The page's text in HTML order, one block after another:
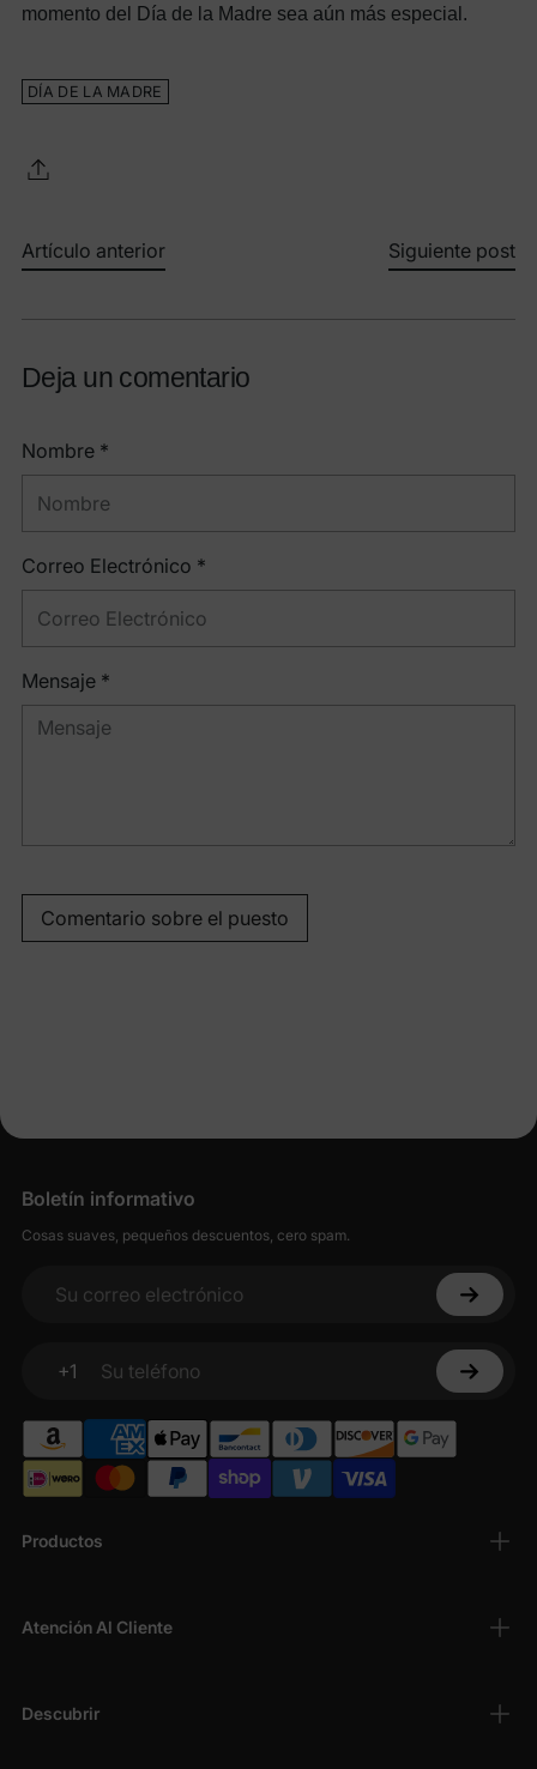
momento del Día de la Madre sea aún más especial.
DÍA DE LA MADRE
Artículo anterior Siguiente post
Deja un comentario
Nombre *
Correo Electrónico *
Mensaje *
Comentario sobre el puesto
Productos
Atención Al Cliente
Descubrir
Boletín informativo
Cosas suaves, pequeños descuentos, cero spam.
Su correo electrónico
+1
Su teléfono